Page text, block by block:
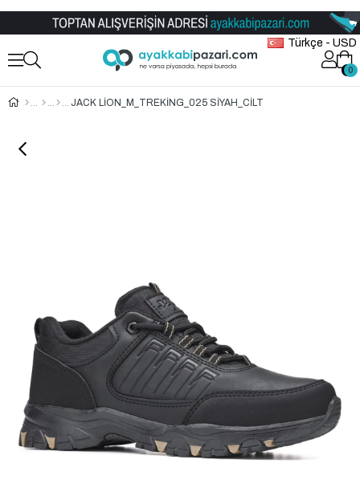
Türkçe - USD
00
JACK LİON_M_TREKİNG_025 SİYAH_CİLT